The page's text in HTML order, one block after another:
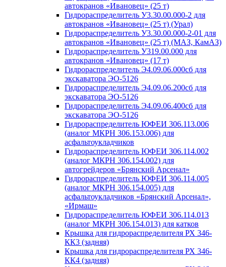
автокранов «Ивановец» (25 т)
Гидрораспределитель У3.30.00.000-2 для
автокранов «Ивановец» (25 т) (Урал)
Гидрораспределитель У3.30.00.000-2-01 для
автокранов «Ивановец» (25 т) (МАЗ, КамАЗ)
Гидрораспределитель У319.00.000 для
автокранов «Ивановец» (17 т)
Гидрораспределитель Э4.09.06.000сб для
экскаватора ЭО-5126
Гидрораспределитель Э4.09.06.200сб для
экскаватора ЭО-5126
Гидрораспределитель Э4.09.06.400сб для
экскаватора ЭО-5126
Гидрораспределитель ЮФЕИ 306.113.006
(аналог МКРН 306.153.006) для
асфальтоукладчиков
Гидрораспределитель ЮФЕИ 306.114.002
(аналог МКРН 306.154.002) для
автогрейдеров «Брянский Арсенал»
Гидрораспределитель ЮФЕИ 306.114.005
(аналог МКРН 306.154.005) для
асфальтоукладчиков «Брянский Арсенал»,
«Ирмаш»
Гидрораспределитель ЮФЕИ 306.114.013
(аналог МКРН 306.154.013) для катков
Крышка для гидрораспределителя РХ 346-
КК3 (задняя)
Крышка для гидрораспределителя РХ 346-
КК4 (задняя)